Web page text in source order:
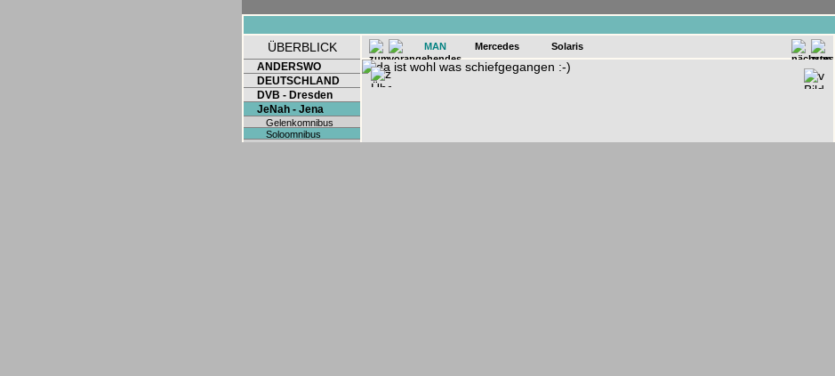
ÜBERBLICK
ANDERSWO
DEUTSCHLAND
DVB - Dresden
JeNah - Jena
Gelenkomnibus
Soloomnibus
Sonderwagen
MAN Mercedes Solaris